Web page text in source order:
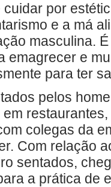
por
e a má
masculina.
emagrecer e
para ter
pelos
colegas da
Com relação
sentados,
a prática de